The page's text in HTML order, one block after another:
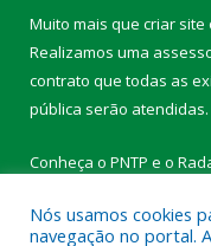
Muito mais que criar site
Realizamos uma
contrato que todas as
pública serão atendidas.
Conheça o PNTP e o
Nós usamos cookies
navegação no portal.